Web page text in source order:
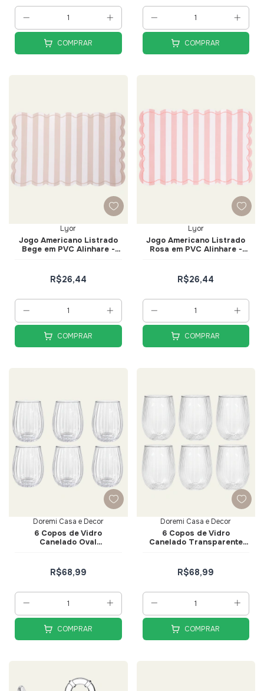
COMPRAR COMPRAR
Lyor
Jogo Americano Listrado
Bege em PVC Alinhare -
R$26,44
COMPRAR
Lyor
Jogo Americano Listrado
Rosa em PVC Alinhare -
R$26,44
COMPRAR
Doremi Casa e Decor
6 Copos de Vidro
Canelado Oval
R$68,99
COMPRAR
Doremi Casa e Decor
6 Copos de Vidro
Canelado Transparente
R$68,99
COMPRAR